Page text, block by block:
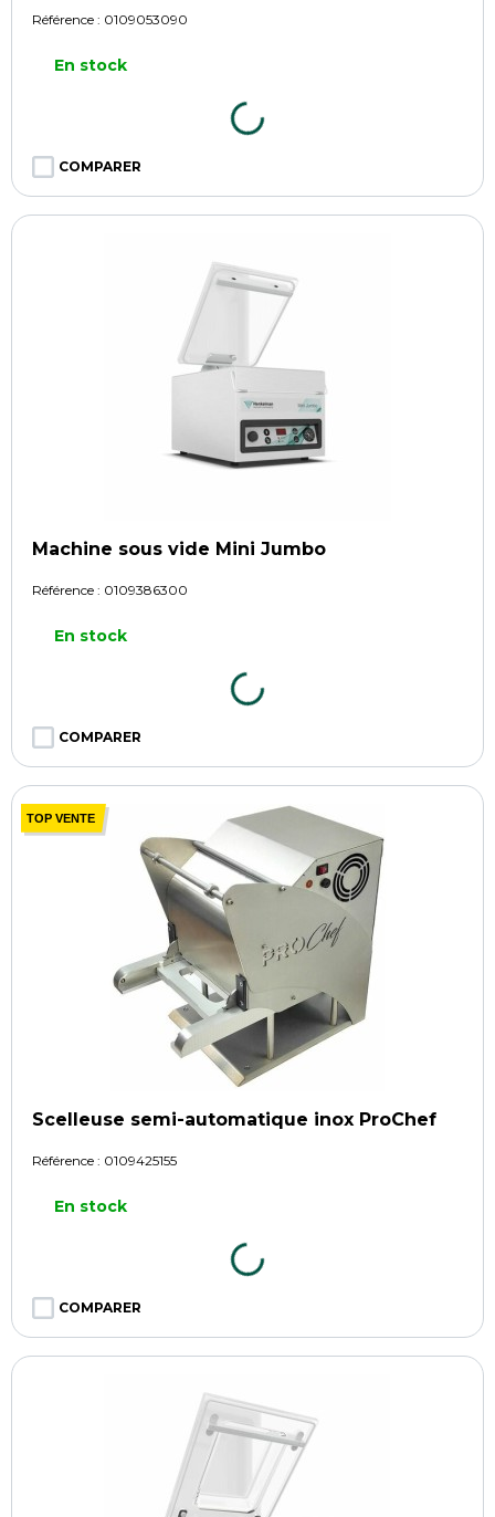
Référence : 0109053090
En stock
COMPARER
Machine sous vide Mini Jumbo
Référence : 0109386300
En stock
COMPARER
TOP VENTE
Scelleuse semi-automatique inox ProChef
Référence : 0109425155
En stock
COMPARER